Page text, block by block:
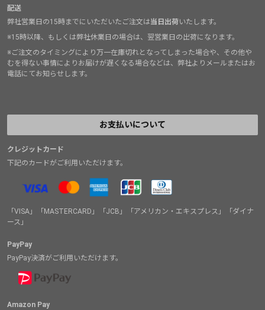
配送
弊社営業日の15時までにいただいたご注文は当日出荷いたします。
※15時以降、もしくは弊社休業日の場合は、翌営業日の出荷になります。
※ご注文のタイミングにより万一在庫切れとなってしまった場合や、その他や
むを得ない事情によりお届けが遅くなる場合などは、弊社よりメールまたはお
電話にてお知らせします。
お支払いについて
クレジットカード
下記のカードがご利用いただけます。
「VISA」「MASTERCARD」「JCB」「アメリカン・エキスプレス」「ダイナ
ース」
PayPay
PayPay決済がご利用いただけます。
Amazon Pay